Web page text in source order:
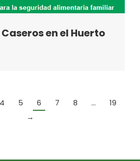
en el Huerto
4 5 6 7 8 …
19
→